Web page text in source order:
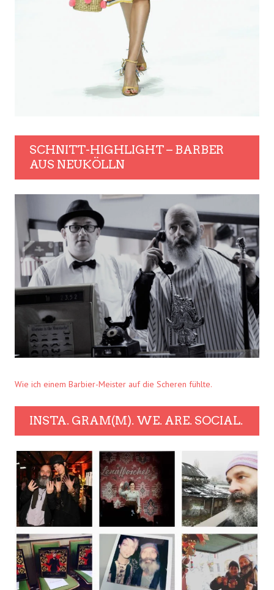
SCHNITT-HIGHLIGHT – BARBER
AUS NEUKÖLLN
Wie ich einem Barbier-Meister auf die Scheren fühlte.
INSTA. GRAM(M). WE. ARE. SOCIAL.